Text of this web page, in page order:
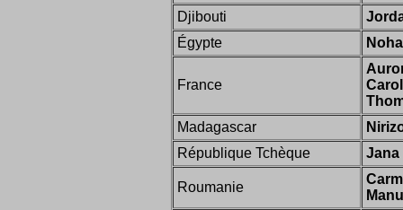
Djibouti
Égypte
France
Madagascar
République Tchèque
Jana
Roumanie